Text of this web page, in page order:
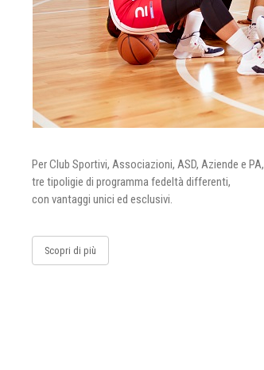
Per Club Sportivi, Associazioni, ASD, Aziende e PA,
tre tipoligie di programma fedeltà differenti,
con vantaggi unici ed esclusivi.
Scopri di più